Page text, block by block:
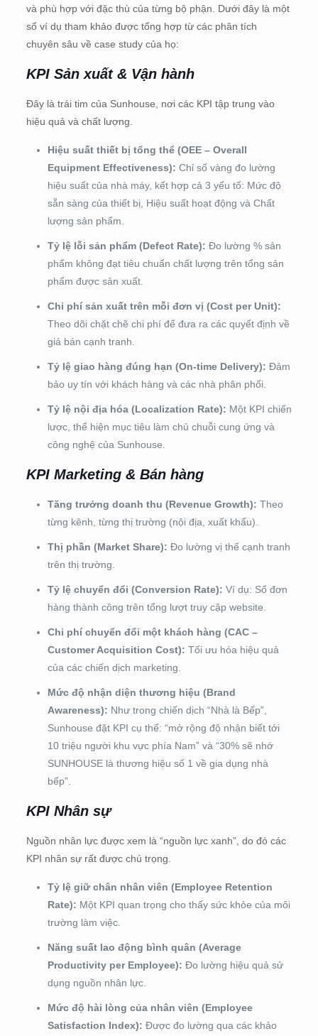
và phù hợp với đặc thù của từng bộ phận. Dưới đây là một
số ví dụ tham khảo được tổng hợp từ các phân tích
chuyên sâu về case study của họ:
KPI Sản xuất & Vận hành
Đây là trái tim của Sunhouse, nơi các KPI tập trung vào
hiệu quả và chất lượng.
Hiệu suất thiết bị tổng thể (OEE – Overall
Equipment Effectiveness): Chỉ số vàng đo lường
hiệu suất của nhà máy, kết hợp cả 3 yếu tố: Mức độ
sẵn sàng của thiết bị, Hiệu suất hoạt động và Chất
lượng sản phẩm.
Tỷ lệ lỗi sản phẩm (Defect Rate): Đo lường % sản
phẩm không đạt tiêu chuẩn chất lượng trên tổng sản
phẩm được sản xuất.
Chi phí sản xuất trên mỗi đơn vị (Cost per Unit):
Theo dõi chặt chẽ chi phí để đưa ra các quyết định về
giá bán cạnh tranh.
Tỷ lệ giao hàng đúng hạn (On-time Delivery): Đảm
bảo uy tín với khách hàng và các nhà phân phối.
Tỷ lệ nội địa hóa (Localization Rate): Một KPI chiến
lược, thể hiện mục tiêu làm chủ chuỗi cung ứng và
công nghệ của Sunhouse.
KPI Marketing & Bán hàng
Tăng trưởng doanh thu (Revenue Growth): Theo
từng kênh, từng thị trường (nội địa, xuất khẩu).
Thị phần (Market Share): Đo lường vị thế cạnh tranh
trên thị trường.
Tỷ lệ chuyển đổi (Conversion Rate): Ví dụ: Số đơn
hàng thành công trên tổng lượt truy cập website.
Chi phí chuyển đổi một khách hàng (CAC –
Customer Acquisition Cost): Tối ưu hóa hiệu quả
của các chiến dịch marketing.
Mức độ nhận diện thương hiệu (Brand
Awareness): Như trong chiến dịch “Nhà là Bếp”,
Sunhouse đặt KPI cụ thể: “mở rộng độ nhận biết tới
10 triệu người khu vực phía Nam” và “30% sẽ nhớ
SUNHOUSE là thương hiệu số 1 về gia dụng nhà
bếp”.
KPI Nhân sự
Nguồn nhân lực được xem là “nguồn lực xanh”, do đó các
KPI nhân sự rất được chú trọng.
Tỷ lệ giữ chân nhân viên (Employee Retention
Rate): Một KPI quan trọng cho thấy sức khỏe của môi
trường làm việc.
Năng suất lao động bình quân (Average
Productivity per Employee): Đo lường hiệu quả sử
dụng nguồn nhân lực.
Mức độ hài lòng của nhân viên (Employee
Satisfaction Index): Được đo lường qua các khảo